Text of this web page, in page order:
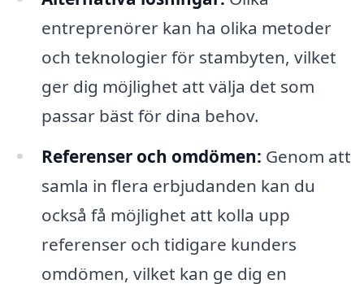
entreprenörer kan ha olika metoder
och teknologier för stambyten, vilket
ger dig möjlighet att välja det som
passar bäst för dina behov.
Referenser och omdömen: Genom att
samla in flera erbjudanden kan du
också få möjlighet att kolla upp
referenser och tidigare kunders
omdömen, vilket kan ge dig en